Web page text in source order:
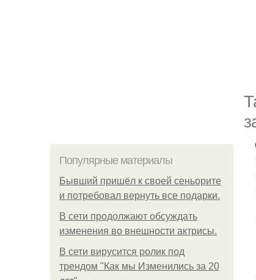
Популярные материалы
Бывший пришёл к своей сеньорите
и потребовал вернуть все подарки.
В сети продолжают обсуждать
изменения во внешности актрисы.
В сети вирусится ролик под
трендом "Как мы Изменились за 20